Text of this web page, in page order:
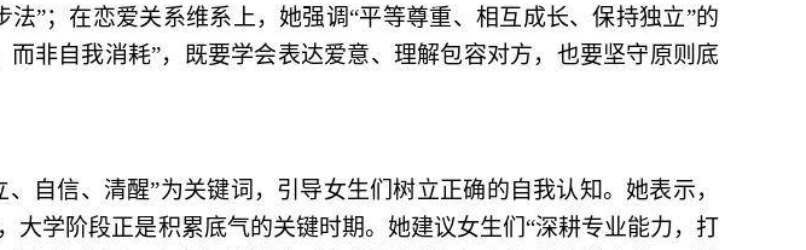
”；在恋爱关系维系上，她强调“平等尊重、相互成长、保持独立”的
非自我消耗”，既要学会表达爱意、理解包容对方，也要坚守原则底
、自信、清醒”为关键词，引导女生们树立正确的自我认知。她表示，
大学阶段正是积累底气的关键时期。她建议女生们“深耕专业能力，打